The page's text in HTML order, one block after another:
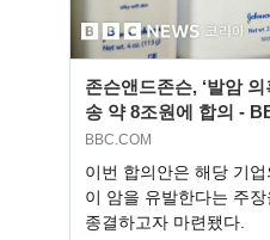
존슨앤드존슨, ‘발암
송 약 8조원에 합의 -
BBC.COM
이번 합의안은 해당 기
이 암을 유발한다는 주
종결하고자 마련됐다.